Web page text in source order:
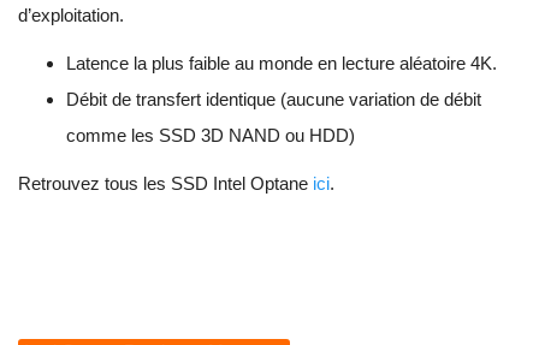
d’exploitation.
Latence la plus faible au monde en lecture aléatoire 4K.
Débit de transfert identique (aucune variation de débit
comme les SSD 3D NAND ou HDD)
Retrouvez tous les SSD Intel Optane ici.